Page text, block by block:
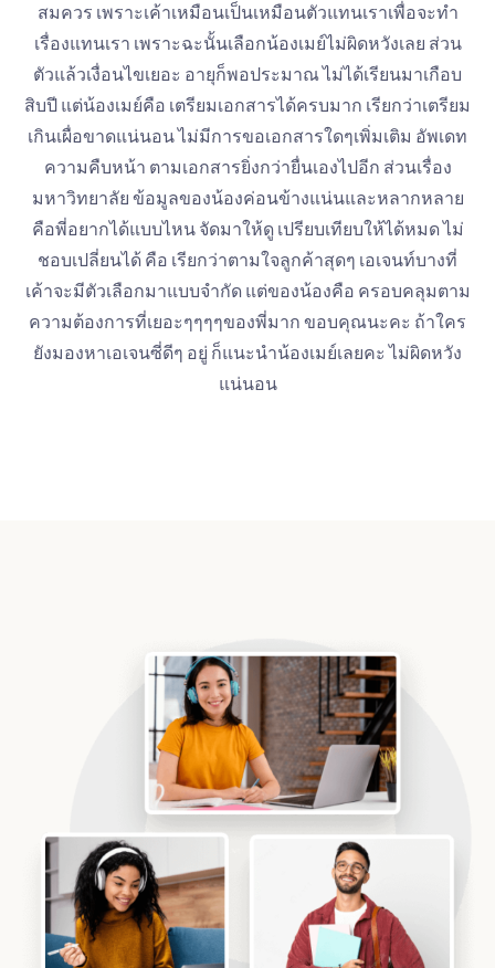
สมควร เพราะเค้าเหมือนเป็นเหมือนตัวแทนเราเพื่อจะทำ
เรื่องแทนเรา เพราะฉะนั้นเลือกน้องเมย์ไม่ผิดหวังเลย ส่วน
ตัวแล้วเงื่อนไขเยอะ อายุก็พอประมาณ ไม่ได้เรียนมาเกือบ
สิบปี แต่น้องเมย์คือ เตรียมเอกสารได้ครบมาก เรียกว่าเตรียม
เกินเผื่อขาดแน่นอน ไม่มีการขอเอกสารใดๆเพิ่มเติม อัพเดท
ความคืบหน้า ตามเอกสารยิ่งกว่ายื่นเองไปอีก ส่วนเรื่อง
มหาวิทยาลัย ข้อมูลของน้องค่อนข้างแน่นและหลากหลาย
คือพี่อยากได้แบบไหน จัดมาให้ดู เปรียบเทียบให้ได้หมด ไม่
ชอบเปลี่ยนได้ คือ เรียกว่าตามใจลูกค้าสุดๆ เอเจนท์บางที่
เค้าจะมีตัวเลือกมาแบบจำกัด แต่ของน้องคือ ครอบคลุมตาม
ความต้องการที่เยอะๆๆๆๆของพี่มาก ขอบคุณนะคะ ถ้าใคร
ยังมองหาเอเจนซี่ดีๆ อยู่ ก็แนะนำน้องเมย์เลยคะ ไม่ผิดหวัง
แน่นอน